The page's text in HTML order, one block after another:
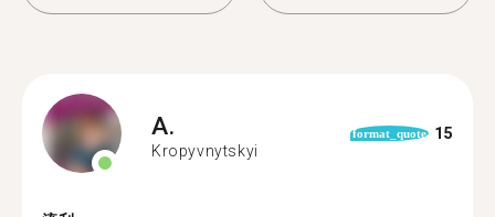
A.
Kropyvnytskyi
format_quote 15